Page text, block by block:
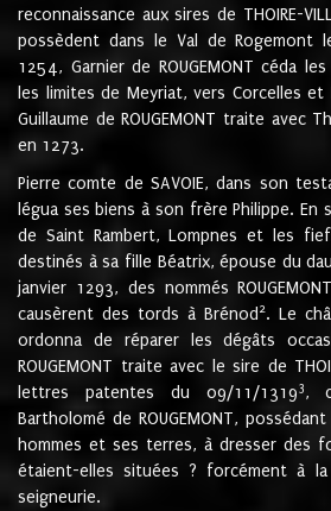
reconnaissance aux sires de THOIRE-
possèdent dans le Val de Rogemont
1254, Garnier de ROUGEMONT céda
les limites de Meyriat, vers Corcelles et
Guillaume de ROUGEMONT traite avec
en 1273.
Pierre comte de SAVOIE, dans son
légua ses biens à son frère Philippe. En
de Saint Rambert, Lompnes et les
destinés à sa fille Béatrix, épouse du
janvier 1293, des nommés
causèrent des tords à Brénod 2. Le
ordonna de réparer les dégâts
ROUGEMONT traite avec le sire de
lettres patentes du 09/11/13193,
Bartholomé de ROUGEMONT,
hommes et ses terres, à dresser des
étaient-elles situées ? forcément à
seigneurie.